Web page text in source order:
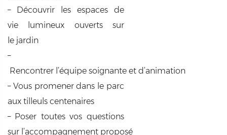
– Découvrir les espaces de
vie lumineux ouverts sur
le jardin
–
Rencontrer l’équipe soignante et d’animation
– Vous promener dans le parc
aux tilleuls centenaires
– Poser toutes vos questions
sur l’accompagnement proposé